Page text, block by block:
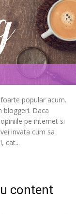
popular acum.
bloggeri. Daca
pe internet si
invata cum sa
cat...
content